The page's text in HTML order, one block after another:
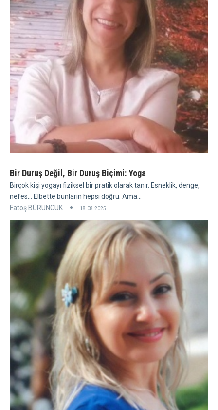
Bir Duruş Değil, Bir Duruş Biçimi: Yoga
Birçok kişi yogayı fiziksel bir pratik olarak tanır. Esneklik, denge,
nefes... Elbette bunların hepsi doğru. Ama...
Fatoş BÜRÜNCÜK
18.08.2025